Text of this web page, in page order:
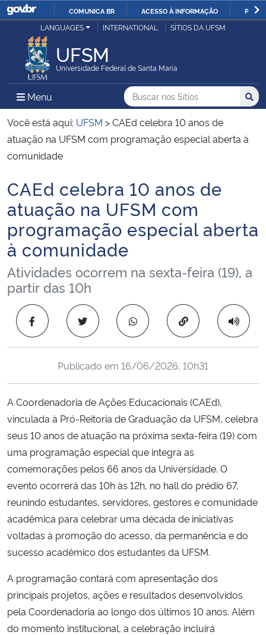
IR
COMUNICA BR ACESSO À INFORMAÇÃO
Ministério da Justiça e Segurança Pública
Ministério da Defesa
Ministério das Relações Exteriores
Ministério da Economia
Ministério da Infraestrutura
Ministério da Agricultura, Pecuária e Abastecimento
Ministério da Educação
Ministério da Cidadania
Ministério da Saúde
Ministério de Minas e Energia
Ministério da Ciência, Tecnologia, Inovações e Comunicações
Ministério do Meio Ambiente
Ministério do Turismo
Ministério do Desenvolvimento Regional
Controladoria-Geral da União
Secretaria de Governo
Gabinete de Segurança Institucional
LANGUAGES INTERNATIONAL SÍTIOS DA UFSM
UFSM
Universidade Federal de Santa Maria
Menu Menu Principal do Sítio
Busca
Buscar no nos Sítios
Busca:
Você está aqui: UFSM >CAEd celebra 10 anos de
atuação na UFSM com programação especial aberta à
comunidade
Início do conteúdo
CAEd celebra 10 anos de
atuação na UFSM com
programação especial aberta
à comunidade
Atividades ocorrem na sexta-feira (19), a
partir das 10h
Copiar para área
Publicado em 16/06/2026, 10h31
A Coordenadoria de Ações Educacionais (CAEd),
vinculada à Pró-Reitoria de Graduação da UFSM, celebra
seus 10 anos de atuação na próxima sexta-feira (19) com
uma programação especial que integra as
comemorações pelos 66 anos da Universidade. O
evento ocorrerá das 10h às 12h, no hall do prédio 67,
reunindo estudantes, servidores, gestores e comunidade
acadêmica para celebrar uma década de iniciativas
voltadas à promoção do acesso, da permanência e do
sucesso acadêmico dos estudantes da UFSM.
A programação contará com apresentação dos
principais projetos, ações e resultados desenvolvidos
pela Coordenadoria ao longo dos últimos 10 anos. Além
do momento institucional, a celebração incluirá